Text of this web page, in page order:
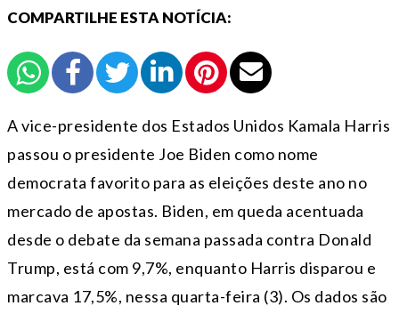
COMPARTILHE ESTA NOTÍCIA:
A vice-presidente dos Estados Unidos Kamala Harris
passou o presidente Joe Biden como nome
democrata favorito para as eleições deste ano no
mercado de apostas. Biden, em queda acentuada
desde o debate da semana passada contra Donald
Trump, está com 9,7%, enquanto Harris disparou e
marcava 17,5%, nessa quarta-feira (3). Os dados são